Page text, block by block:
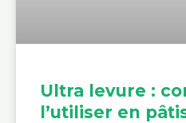
Ultra levure :
l’utiliser en